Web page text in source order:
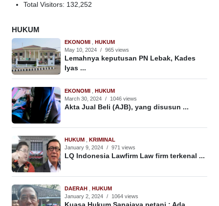
Total Visitors: 132,252
HUKUM
EKONOMI
HUKUM
May 10, 2024 / 965 views
Lemahnya keputusan PN Lebak, Kades
Iyas ...
EKONOMI
HUKUM
March 30, 2024 / 1046 views
Akta Jual Beli (AJB), yang disusun ...
HUKUM
KRIMINAL
January 9, 2024 / 971 views
LQ Indonesia Lawfirm Law firm terkenal ...
DAERAH
HUKUM
January 2, 2024 / 1064 views